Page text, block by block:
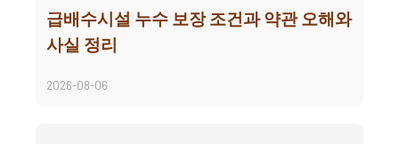
급배수시설 누수 보장 조건과 약관 오해와
사실 정리
2026-08-06